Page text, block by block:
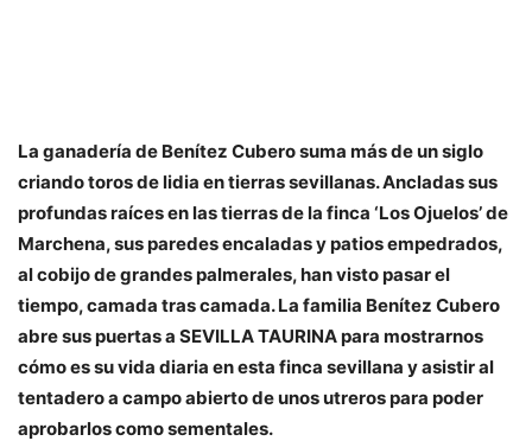
La ganadería de Benítez Cubero suma más de un siglo
criando toros de lidia en tierras sevillanas. Ancladas sus
profundas raíces en las tierras de la finca ‘Los Ojuelos’ de
Marchena, sus paredes encaladas y patios empedrados,
al cobijo de grandes palmerales, han visto pasar el
tiempo, camada tras camada. La familia Benítez Cubero
abre sus puertas a SEVILLA TAURINA para mostrarnos
cómo es su vida diaria en esta finca sevillana y asistir al
tentadero a campo abierto de unos utreros para poder
aprobarlos como sementales.